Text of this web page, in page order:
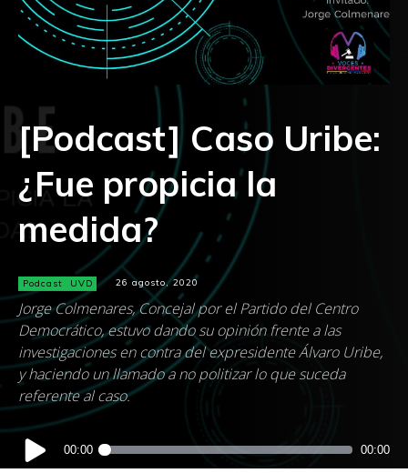
[Podcast] Caso Uribe:
¿Fue propicia la
medida?
Podcast UVD 26 agosto, 2020
Jorge Colmenares, Concejal por el Partido del Centro
Democrático, estuvo dando su opinión frente a las
investigaciones en contra del expresidente Álvaro Uribe,
y haciendo un llamado a no politizar lo que suceda
referente al caso.
Reproductor
de
00:00 00:00